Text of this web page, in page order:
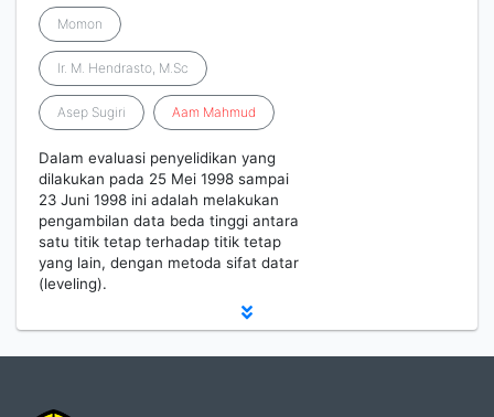
Momon
Ir. M. Hendrasto, M.Sc
Asep Sugiri Aam Mahmud
Dalam evaluasi penyelidikan yang
dilakukan pada 25 Mei 1998 sampai
23 Juni 1998 ini adalah melakukan
pengambilan data beda tinggi antara
satu titik tetap terhadap titik tetap
yang lain, dengan metoda sifat datar
(leveling).